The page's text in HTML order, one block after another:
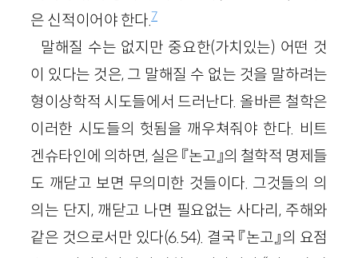
은 신적이어야 한다.7
말해질 수는 없지만 중요한(가치있는) 어떤 것
이 있다는 것은, 그 말해질 수 없는 것을 말하려는
형이상학적 시도들에서 드러난다. 올바른 철학은
이러한 시도들의 헛됨을 깨우쳐줘야 한다. 비트
겐슈타인에 의하면, 실은 『논고』의 철학적 명제들
도 깨닫고 보면 무의미한 것들이다. 그것들의 의
의는 단지, 깨닫고 나면 필요없는 사다리, 주해와
같은 것으로서만 있다(6.54). 결국 『논고』의 요점